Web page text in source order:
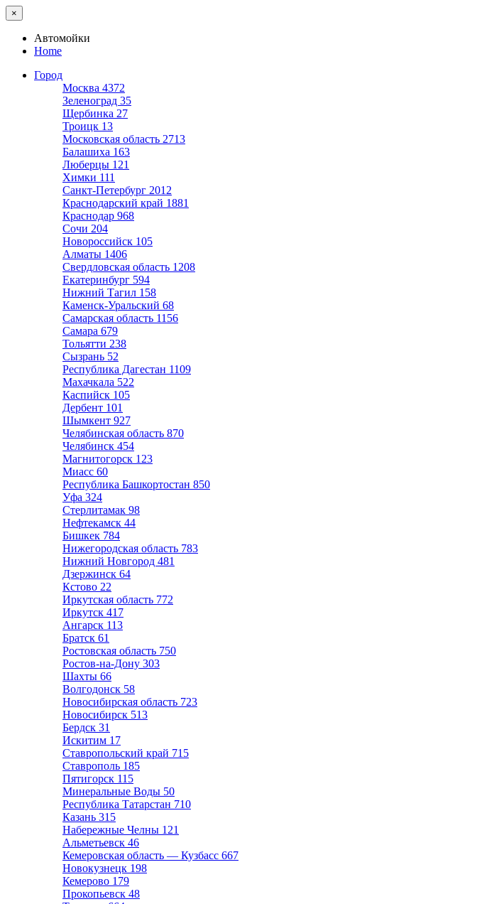
×
Автомойки
Home
Город
Москва 4372
Зеленоград 35
Щербинка 27
Троицк 13
Московская область 2713
Балашиха 163
Люберцы 121
Химки 111
Санкт-Петербург 2012
Краснодарский край 1881
Краснодар 968
Сочи 204
Новороссийск 105
Алматы 1406
Свердловская область 1208
Екатеринбург 594
Нижний Тагил 158
Каменск-Уральский 68
Самарская область 1156
Самара 679
Тольятти 238
Сызрань 52
Республика Дагестан 1109
Махачкала 522
Каспийск 105
Дербент 101
Шымкент 927
Челябинская область 870
Челябинск 454
Магнитогорск 123
Миасс 60
Республика Башкортостан 850
Уфа 324
Стерлитамак 98
Нефтекамск 44
Бишкек 784
Нижегородская область 783
Нижний Новгород 481
Дзержинск 64
Кстово 22
Иркутская область 772
Иркутск 417
Ангарск 113
Братск 61
Ростовская область 750
Ростов-на-Дону 303
Шахты 66
Волгодонск 58
Новосибирская область 723
Новосибирск 513
Бердск 31
Искитим 17
Ставропольский край 715
Ставрополь 185
Пятигорск 115
Минеральные Воды 50
Республика Татарстан 710
Казань 315
Набережные Челны 121
Альметьевск 46
Кемеровская область — Кузбасс 667
Новокузнецк 198
Кемерово 179
Прокопьевск 48